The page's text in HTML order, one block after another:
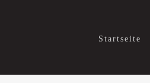
Startseite